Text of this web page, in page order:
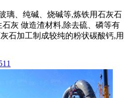
璃、纯碱、烧碱等,炼铁用石灰石
灰 做造渣材料,除去硫、磷等有
石加工制成较纯的粉状碳酸钙,用